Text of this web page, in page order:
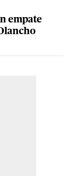
empate